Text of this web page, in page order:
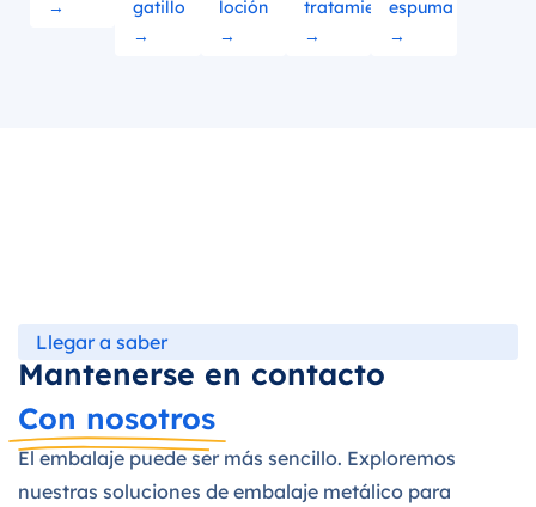
→
gatillo
→
loción
→
tratamiento
→
espuma
→
Llegar a saber
Mantenerse en contacto
Con nosotros
El embalaje puede ser más sencillo. Exploremos
nuestras soluciones de embalaje metálico para